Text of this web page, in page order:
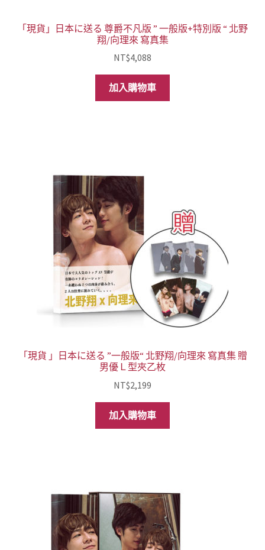
「現貨」日本に送る 尊爵不凡版 ” 一般版+特別版 “ 北野
翔/向理來 寫真集
NT$4,088
加入購物車
「現貨 」日本に送る ”一般版“ 北野翔/向理來 寫真集 贈
男優Ｌ型夾乙枚
NT$2,199
加入購物車